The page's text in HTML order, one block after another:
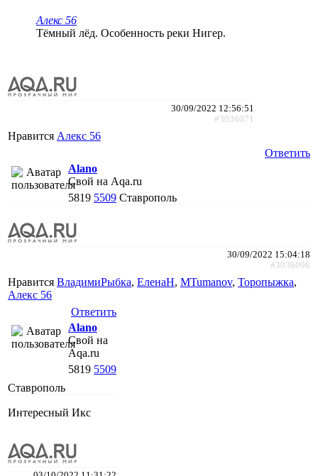
Алекс 56
Тёмный лёд. Особенность реки Нигер.
30/09/2022 12:56:51
#3036071
Нравится Алекс 56
Ответить
Alano
Свой на Aqa.ru
5819 5509 Ставрополь
30/09/2022 15:04:18
#3036096
Нравится ВладимиРыбка, ЕленаН, MTumanov, Торопыжка,
Алекс 56
Ответить
Alano
Свой на
Aqa.ru
5819 5509
Ставрополь
Интересный Икс